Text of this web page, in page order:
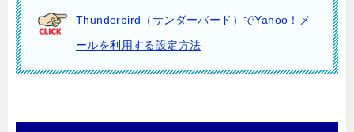
Thunderbird（サンダーバード）でYahoo！メ
ールを利用する設定方法